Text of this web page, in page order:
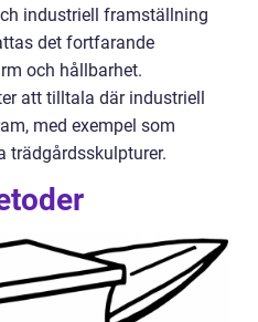
industriell framställning
det fortfarande
och hållbarhet.
att tilltala där industriell
med exempel som
trädgårdsskulpturer.